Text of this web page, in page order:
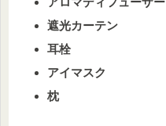
遮光カーテン
耳栓
アイマスク
枕